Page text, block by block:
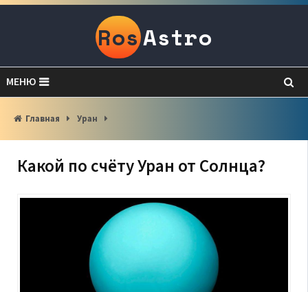
RosAstro
МЕНЮ
Главная Уран
Какой по счёту Уран от Солнца?